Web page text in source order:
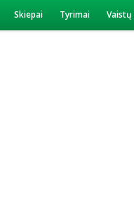
Skiepai Tyrimai